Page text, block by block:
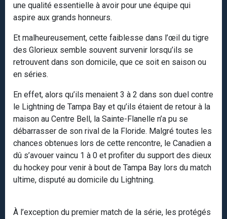
une qualité essentielle à avoir pour une équipe qui
aspire aux grands honneurs.
Et malheureusement, cette faiblesse dans l’œil du tigre
des Glorieux semble souvent survenir lorsqu’ils se
retrouvent dans son domicile, que ce soit en saison ou
en séries.
En effet, alors qu’ils menaient 3 à 2 dans son duel contre
le Lightning de Tampa Bay et qu’ils étaient de retour à la
maison au Centre Bell, la Sainte-Flanelle n’a pu se
débarrasser de son rival de la Floride. Malgré toutes les
chances obtenues lors de cette rencontre, le Canadien a
dû s’avouer vaincu 1 à 0 et profiter du support des dieux
du hockey pour venir à bout de Tampa Bay lors du match
ultime, disputé au domicile du Lightning.
À l’exception du premier match de la série, les protégés